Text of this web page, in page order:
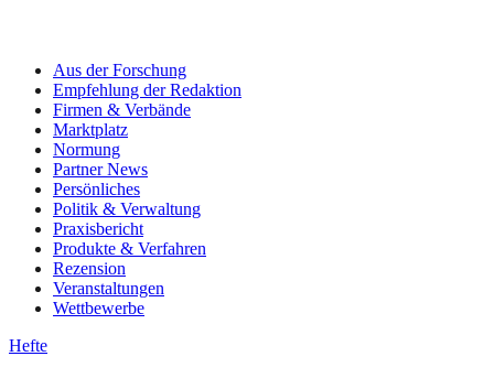
Aus der Forschung
Empfehlung der Redaktion
Firmen & Verbände
Marktplatz
Normung
Partner News
Persönliches
Politik & Verwaltung
Praxisbericht
Produkte & Verfahren
Rezension
Veranstaltungen
Wettbewerbe
Hefte